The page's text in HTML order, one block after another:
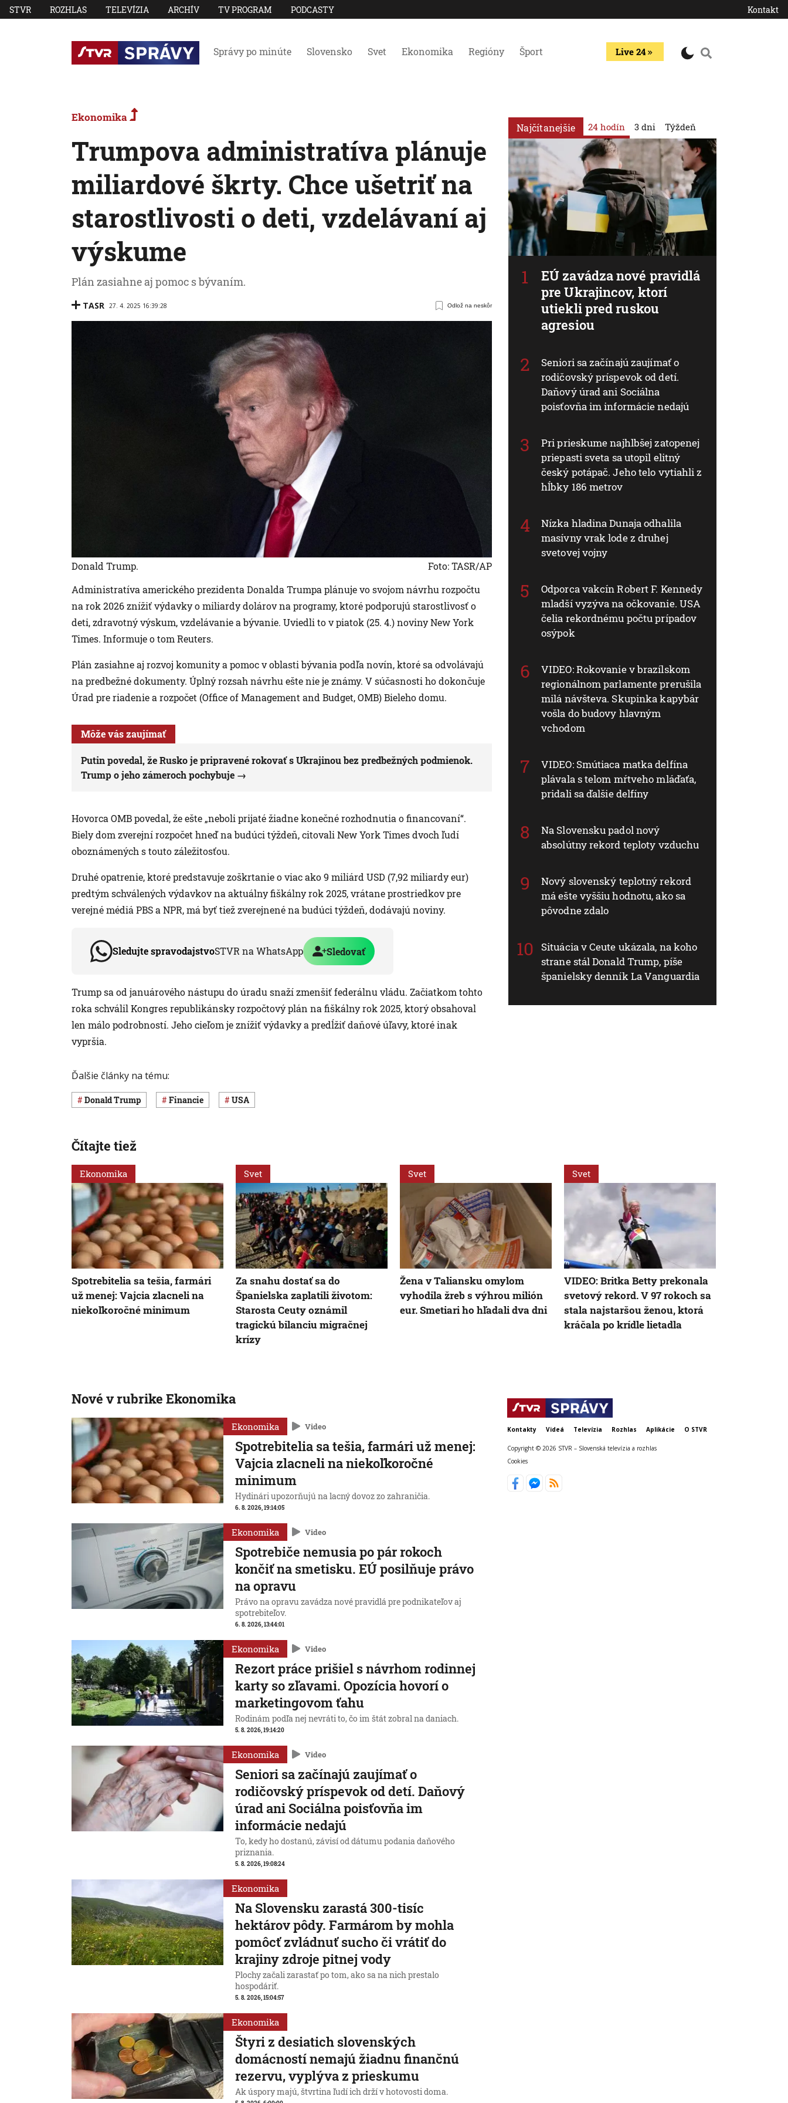
STVR ROZHLAS TELEVÍZIA ARCHÍV TV PROGRAM PODCASTY Kontakt
Správy po minúte Slovensko Svet Ekonomika Regióny Šport Live 24
Ekonomika
Trumpova administratíva plánuje
miliardové škrty. Chce ušetriť na
starostlivosti o deti, vzdelávaní aj
výskume
Plán zasiahne aj pomoc s bývaním.
TASR 27. 4. 2025 16:39:28 Odlož na neskôr
Donald Trump.
Foto: TASR/AP
Administratíva amerického prezidenta Donalda Trumpa plánuje vo svojom návrhu rozpočtu
na rok 2026 znížiť výdavky o miliardy dolárov na programy, ktoré podporujú starostlivosť o
deti, zdravotný výskum, vzdelávanie a bývanie. Uviedli to v piatok (25. 4.) noviny New York
Times. Informuje o tom Reuters.
Plán zasiahne aj rozvoj komunity a pomoc v oblasti bývania podľa novín, ktoré sa odvolávajú
na predbežné dokumenty. Úplný rozsah návrhu ešte nie je známy. V súčasnosti ho dokončuje
Úrad pre riadenie a rozpočet (Office of Management and Budget, OMB) Bieleho domu.
Môže vás zaujímať
Putin povedal, že Rusko je pripravené rokovať s Ukrajinou bez predbežných podmienok.
Trump o jeho zámeroch pochybuje
Hovorca OMB povedal, že ešte „neboli prijaté žiadne konečné rozhodnutia o financovaní“.
Biely dom zverejní rozpočet hneď na budúci týždeň, citovali New York Times dvoch ľudí
oboznámených s touto záležitosťou.
Druhé opatrenie, ktoré predstavuje zoškrtanie o viac ako 9 miliárd USD (7,92 miliardy eur)
predtým schválených výdavkov na aktuálny fiškálny rok 2025, vrátane prostriedkov pre
verejné médiá PBS a NPR, má byť tiež zverejnené na budúci týždeň, dodávajú noviny.
Sledujte spravodajstvoSTVR na WhatsApp Sledovať
Trump sa od januárového nástupu do úradu snaží zmenšiť federálnu vládu. Začiatkom tohto
roka schválil Kongres republikánsky rozpočtový plán na fiškálny rok 2025, ktorý obsahoval
len málo podrobností. Jeho cieľom je znížiť výdavky a predĺžiť daňové úľavy, ktoré inak
vypršia.
Ďalšie články na tému:
Donald Trump Financie USA
Najčítanejšie 24 hodín
EÚ zavádza nové pravidlá
pre Ukrajincov, ktorí
utiekli pred ruskou
agresiou
Seniori sa začínajú zaujímať o
rodičovský príspevok od detí.
Daňový úrad ani Sociálna
poisťovňa im informácie nedajú
Pri prieskume najhlbšej zatopenej
priepasti sveta sa utopil elitný
český potápač. Jeho telo vytiahli z
hĺbky 186 metrov
Nízka hladina Dunaja odhalila
masívny vrak lode z druhej
svetovej vojny
Odporca vakcín Robert F. Kennedy
mladší vyzýva na očkovanie. USA
čelia rekordnému počtu prípadov
osýpok
VIDEO: Rokovanie v brazílskom
regionálnom parlamente prerušila
milá návšteva. Skupinka kapybár
vošla do budovy hlavným
vchodom
VIDEO: Smútiaca matka delfína
plávala s telom mŕtveho mláďaťa,
pridali sa ďalšie delfíny
Na Slovensku padol nový
absolútny rekord teploty vzduchu
Nový slovenský teplotný rekord
má ešte vyššiu hodnotu, ako sa
pôvodne zdalo
Situácia v Ceute ukázala, na koho
strane stál Donald Trump, píše
španielsky denník La Vanguardia
3 dni Týždeň
Čítajte tiež
Ekonomika
Spotrebitelia sa tešia, farmári
už menej: Vajcia zlacneli na
niekoľkoročné minimum
Svet
Za snahu dostať sa do
Španielska zaplatili životom:
Starosta Ceuty oznámil
tragickú bilanciu migračnej
krízy
Svet
Žena v Taliansku omylom
vyhodila žreb s výhrou milión
eur. Smetiari ho hľadali dva dni
Svet
VIDEO: Britka Betty prekonala
svetový rekord. V 97 rokoch sa
stala najstaršou ženou, ktorá
kráčala po krídle lietadla
Nové v rubrike Ekonomika
Ekonomika Video
Spotrebitelia sa tešia, farmári už menej:
Vajcia zlacneli na niekoľkoročné
minimum
Hydinári upozorňujú na lacný dovoz zo zahraničia.
6. 8. 2026, 19:14:05
Ekonomika Video
Spotrebiče nemusia po pár rokoch
končiť na smetisku. EÚ posilňuje právo
na opravu
Právo na opravu zavádza nové pravidlá pre podnikateľov aj
spotrebiteľov.
6. 8. 2026, 13:44:01
Ekonomika Video
Rezort práce prišiel s návrhom rodinnej
karty so zľavami. Opozícia hovorí o
marketingovom ťahu
Rodinám podľa nej nevráti to, čo im štát zobral na daniach.
5. 8. 2026, 19:14:20
Ekonomika Video
Seniori sa začínajú zaujímať o
rodičovský príspevok od detí. Daňový
úrad ani Sociálna poisťovňa im
informácie nedajú
To, kedy ho dostanú, závisí od dátumu podania daňového
priznania.
5. 8. 2026, 19:08:24
Ekonomika
Na Slovensku zarastá 300-tisíc
hektárov pôdy. Farmárom by mohla
pomôcť zvládnuť sucho či vrátiť do
krajiny zdroje pitnej vody
Plochy začali zarastať po tom, ako sa na nich prestalo
hospodáriť.
5. 8. 2026, 15:04:57
Ekonomika
Štyri z desiatich slovenských
domácností nemajú žiadnu finančnú
rezervu, vyplýva z prieskumu
Ak úspory majú, štvrtina ľudí ich drží v hotovosti doma.
Kontakty Videá Televízia Rozhlas Aplikácie O STVR
Copyright © 2026 STVR – Slovenská televízia a rozhlas
Cookies